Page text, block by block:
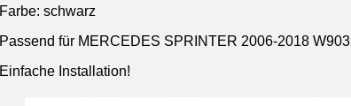
Farbe: schwarz
Passend für MERCEDES SPRINTER 2006-2018
Einfache Installation!